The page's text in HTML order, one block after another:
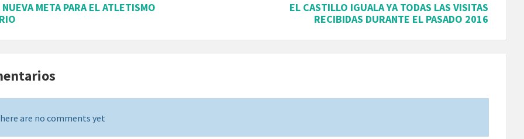
META PARA EL ATLETISMO
EL CASTILLO IGUALA YA TODAS LAS VISITAS
RECIBIDAS DURANTE EL PASADO 2016
are no comments yet